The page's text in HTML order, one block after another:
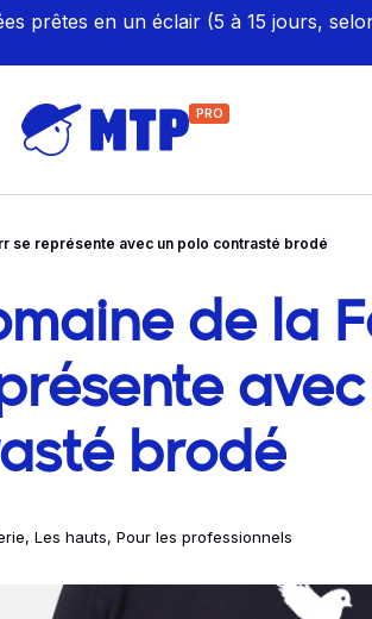
prêtes en un éclair (5 à 15 jours,
PRO
être
haute visibilité
/ Industrie
Labellisés et
Made in Europe
Fabriqué en France
se représente avec un polo contrasté brodé
de la
brodé
, Les hauts, Pour les professionnels
dans le